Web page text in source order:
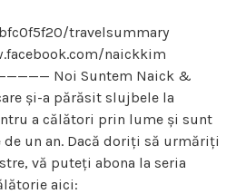
travelsummary
naickkim
Noi Suntem Naick &
și-a părăsit slujbele la
a călători prin lume și sunt
un an. Dacă doriți să urmăriți
vă puteți abona la seria
aici: